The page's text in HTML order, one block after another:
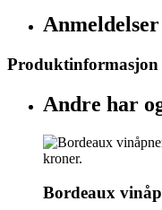
Anmeldelser
Produktinformasjon
Andre har
Bordeaux